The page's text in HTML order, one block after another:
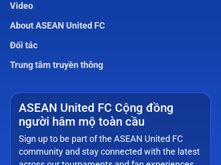
Video
About ASEAN United FC
Đối tác
Trung tâm truyền thông
ASEAN United FC Cộng đồng
người hâm mộ toàn cầu
Sign up to be part of the ASEAN United FC
community and stay connected with the latest